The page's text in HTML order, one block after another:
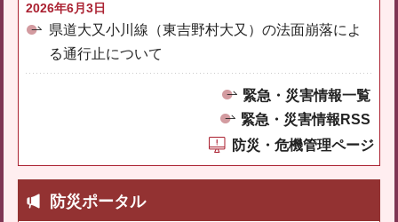
2026年6月3日
県道大又小川線（東吉野村大又）の法面崩落によ
る通行止について
緊急・災害情報一覧
緊急・災害情報RSS
防災・危機管理ページ
防災ポータル